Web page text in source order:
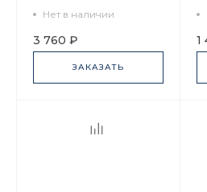
82.81390.00.1
Нет в наличии
3 760 ₽
ЗАКАЗАТЬ
1